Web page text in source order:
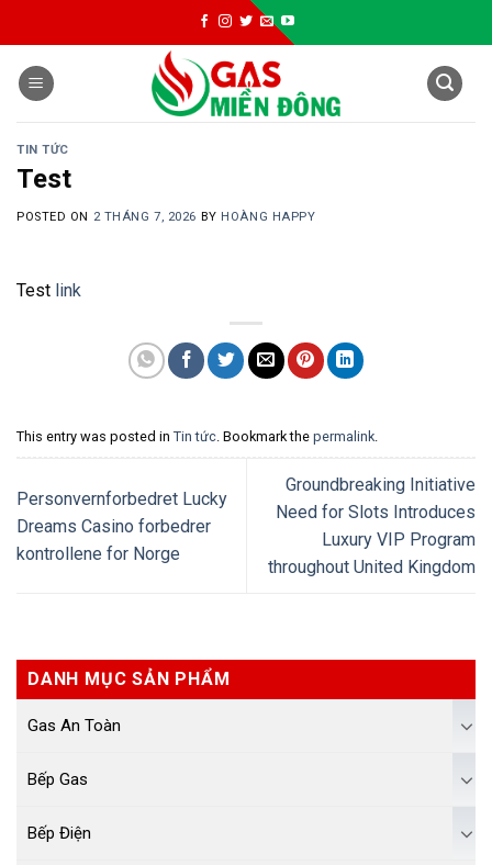
to
content
TIN TỨC
Test
POSTED ON 2 THÁNG 7, 2026 BY HOÀNG HAPPY
Test link
This entry was posted in Tin tức. Bookmark the permalink.
Personvernforbedret Lucky
Dreams Casino forbedrer
kontrollene for Norge
Groundbreaking Initiative
Need for Slots Introduces
Luxury VIP Program
throughout United Kingdom
DANH MỤC SẢN PHẨM
Gas An Toàn
Bếp Gas
Bếp Điện